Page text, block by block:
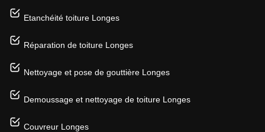
Etanchéité toiture Longes
Réparation de toiture Longes
Nettoyage et pose de gouttière Longes
Demoussage et nettoyage de toiture Longes
Couvreur Longes